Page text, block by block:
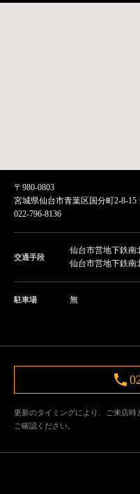
〒980-0803
宮城県仙台市青葉区国分町2-8-
022-796-8136
交通手段
仙台市営地下鉄南
仙台市営地下鉄南
駐車場 無
更新のタイミングにより、ご来店
ご確認ください。